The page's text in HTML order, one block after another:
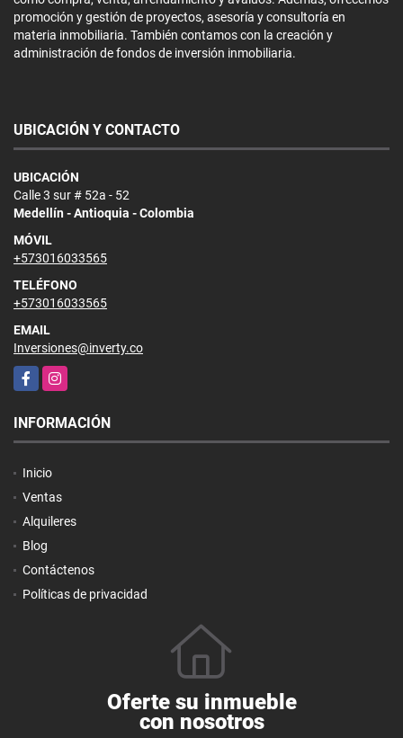
promoción y gestión de proyectos, asesoría y consultoría en
materia inmobiliaria. También contamos con la creación y
administración de fondos de inversión inmobiliaria.
UBICACIÓN Y CONTACTO
UBICACIÓN
Calle 3 sur # 52a - 52
Medellín - Antioquia - Colombia
MÓVIL
+573016033565
TELÉFONO
+573016033565
EMAIL
Inversiones@inverty.co
FacebookInstagram
INFORMACIÓN
Inicio
Ventas
Alquileres
Blog
Contáctenos
Políticas de privacidad
Oferte su inmueble
con nosotros